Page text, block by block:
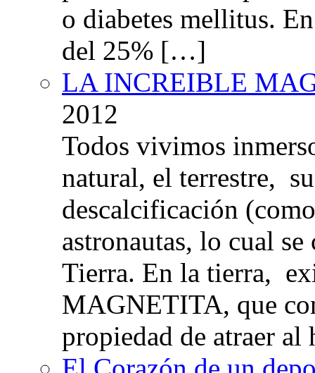
o diabetes mellitus.
del 25% […]
LA INCREIBLE
2012
Todos vivimos
natural, el terrestre,
descalcificación
astronautas, lo cual
Tierra. En la tierra,
MAGNETITA, que
propiedad de atraer